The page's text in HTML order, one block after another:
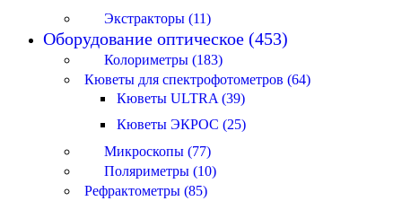
Экстракторы (11)
Оборудование оптическое (453)
Колориметры (183)
Кюветы для спектрофотометров (64)
Кюветы ULTRA (39)
Кюветы ЭКРОС (25)
Микроскопы (77)
Поляриметры (10)
Рефрактометры (85)